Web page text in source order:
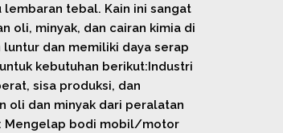
tebal. Kain ini sangat
oli, minyak, dan cairan kimia di
dan memiliki daya serap
kebutuhan berikut:Industri
sisa produksi, dan
oli dan minyak dari peralatan
Mengelap bodi mobil/motor